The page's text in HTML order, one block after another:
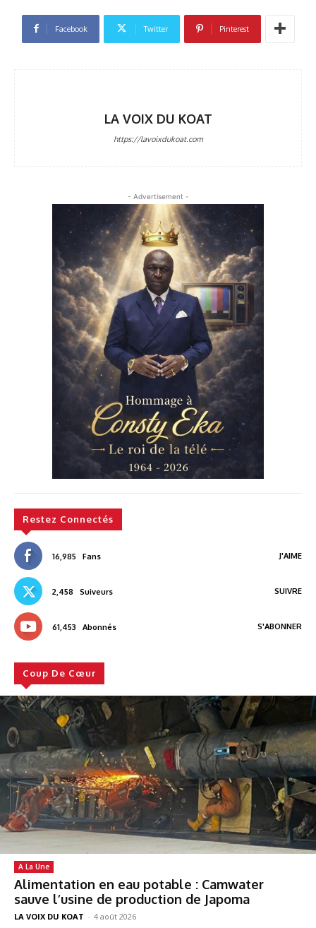
Facebook Twitter Pinterest
LA VOIX DU KOAT
https://lavoixdukoat.com
- Advertisement -
Restez Connectés
16,985 Fans J'AIME
2,458 Suiveurs SUIVRE
61,453 Abonnés S'ABONNER
Coup De Cœur
A La Une
Alimentation en eau potable : Camwater
sauve l’usine de production de Japoma
LA VOIX DU KOAT - 4 août 2026